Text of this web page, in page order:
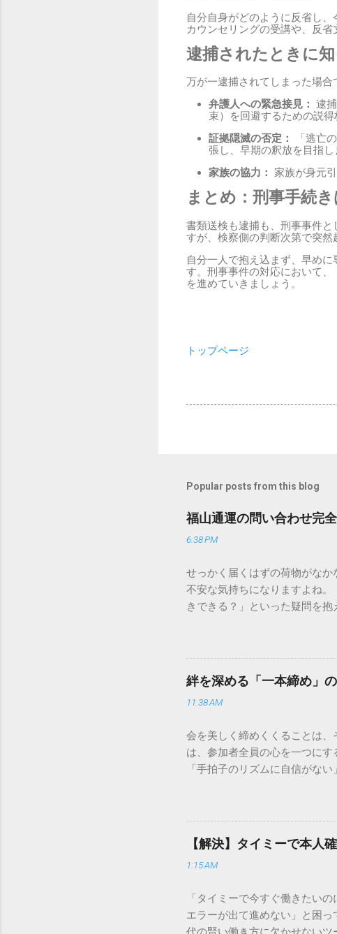
自分自身がどのように反省し
カウンセリングの受講や、反省
逮捕されたときに
万が一逮捕されてしまった場合
弁護人への緊急接見： 逮
束）を回避するための説得
証拠隠滅の否定：
「逃亡
張し、早期の釈放を目指し
家族の協力： 家族が身元
まとめ：刑事手続
書類送検も逮捕も、刑事事件
すが、検察側の判断次第で突然
自分一人で抱え込まず、早め
す。刑事事件の対応において
を進めていきましょう。
トップページ
Popular posts from this blog
福山通運の問い合わせ完
6:38 PM
せっかく届くはずの荷物がな
不安な気持ちになりますよね
きできる？」といった疑問を
は、荷物の追跡確認から営業
解説します。 福山通運のサー
に重量物や大型の荷物、そし
少し異なる点として「営業所ご
ントロールしているため、現
わせの電話をかける前に、ま
あるのか、いつ届く予定なのか
（伝票）の控えに記載されて
テータス。 メリット : 24時間
マートフォンやパソコンでの
もしステータスが「持戻（不
絆を深める「一本締め」
11:38 AM
会を美しく締めくくることは、
は、参加者全員の心を一つに
「手拍子のリズムに自信がな
解説します。 一本締めとは？
その場所で共有した喜びや感
ティブな効果 一体感の創出 参
終幕 「ここで終わり」という
ます。 感謝の視覚化 言葉だけ
ムで行われるものを一本締め
意味合いは同じですので、場
【解決】タイミーで本人
1:15 AM
「タイミーで今すぐ働きたい
エラーが出て進めない」と困